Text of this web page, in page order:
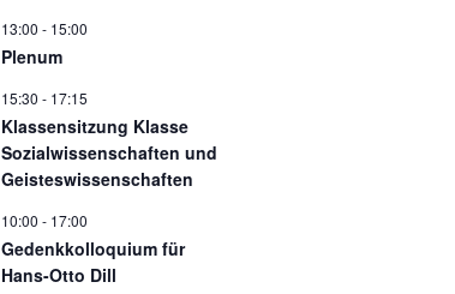
13:00 - 15:00
Plenum
15:30 - 17:15
Klassensitzung Klasse
Sozialwissenschaften und
Geisteswissenschaften
10:00 - 17:00
Gedenkkolloquium für
Hans-Otto Dill